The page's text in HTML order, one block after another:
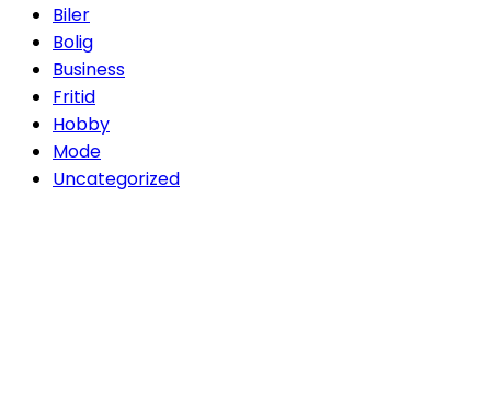
Biler
Bolig
Business
Fritid
Hobby
Mode
Uncategorized